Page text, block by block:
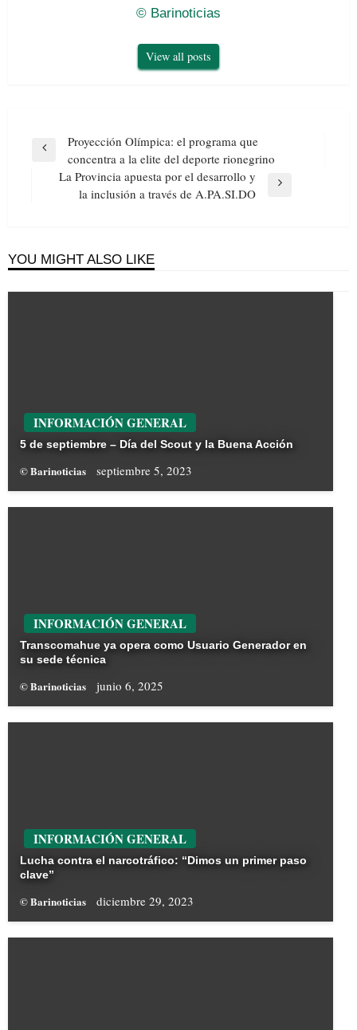
© Barinoticias
View all posts
Navegación
entradas
Previous
Proyección Olímpica: el programa que
concentra a la elite del deporte rionegrino
La Provincia apuesta por el desarrollo y
la inclusión a través de A.PA.SI.DO
YOU MIGHT ALSO LIKE
INFORMACIÓN GENERAL
5 de septiembre – Día del Scout y la Buena Acción
© Barinoticias septiembre 5, 2023
INFORMACIÓN GENERAL
Transcomahue ya opera como Usuario Generador en
su sede técnica
© Barinoticias junio 6, 2025
INFORMACIÓN GENERAL
Lucha contra el narcotráfico: “Dimos un primer paso
clave”
© Barinoticias diciembre 29, 2023